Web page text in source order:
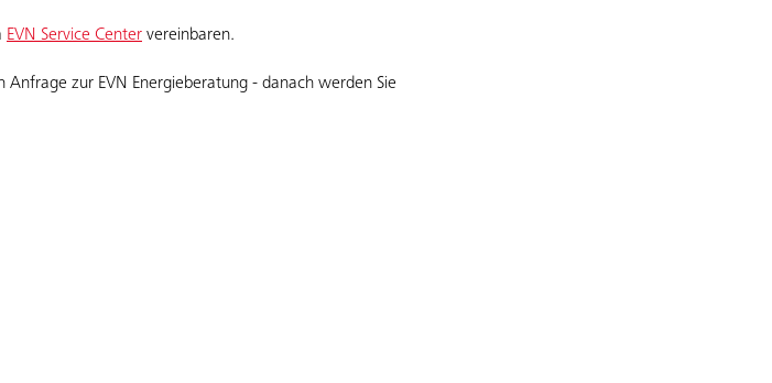
EVN Service Center vereinbaren.
zur EVN Energieberatung - danach werden Sie